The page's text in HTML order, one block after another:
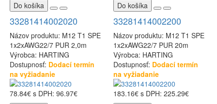
Do košíka
Do košíka
33281414002020
Názov produktu: M12 T1 SPE
1x2xAWG22/7 PUR 2,0m
Výrobca: HARTING
Dostupnosť: Dodací termín
na vyžiadanie
78.84€ s DPH: 96.97€
33281414002200
Názov produktu: M12 T1 SPE
1x2xAWG22/7 PUR 20m
Výrobca: HARTING
Dostupnosť: Dodací termín
na vyžiadanie
183.16€ s DPH: 225.29€